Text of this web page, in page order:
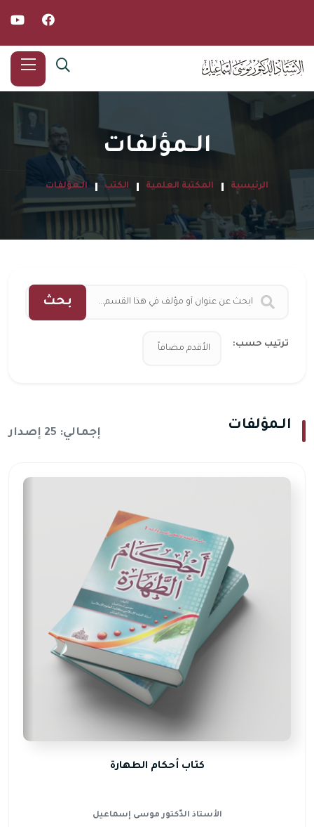
الــمؤلفات
الرئيسية المكتبة العلمية الكتب الــمؤلفات
بحث
ترتيب حسب:
الــمؤلفات إجمالي: 25 إصدار
كتاب أحكام الطهارة
الأستاذ الدّكتور موسى إسماعيل